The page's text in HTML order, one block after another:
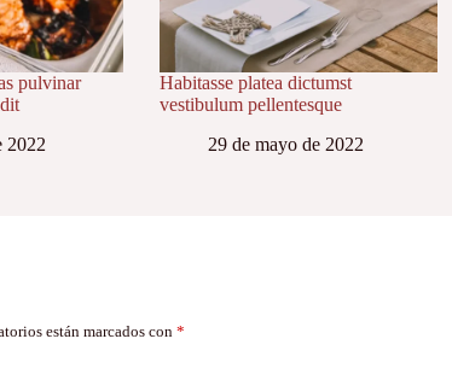
pulvinar
2022
Habitasse platea dictumst
vestibulum pellentesque
29 de mayo de 2022
están marcados con *